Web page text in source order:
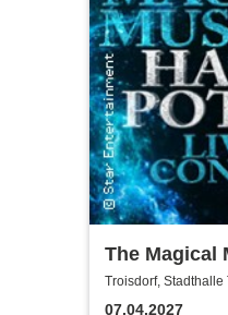
The Magical
Potter - Live
Troisdorf, Stadthalle
07.04.2027